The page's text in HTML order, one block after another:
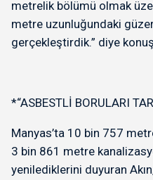
metrelik bölümü olmak
metre uzunluğundaki
gerçekleştirdik.” diye
*“ASBESTLİ BORULARI
Manyas’ta 10 bin 757
3 bin 861 metre
yenilediklerini duyuran